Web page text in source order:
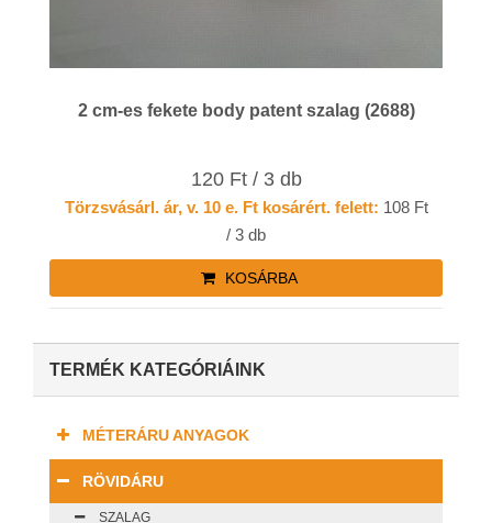
2 cm-es fekete body patent szalag (2688)
120 Ft / 3 db
Törzsvásárl. ár, v. 10 e. Ft kosárért. felett: 108 Ft
/ 3 db
KOSÁRBA
TERMÉK KATEGÓRIÁINK
MÉTERÁRU ANYAGOK
RÖVIDÁRU
SZALAG